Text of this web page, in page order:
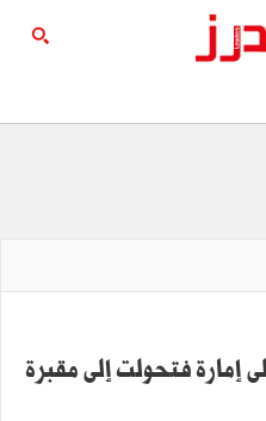
إمارة فتحولت إلى مقبرة